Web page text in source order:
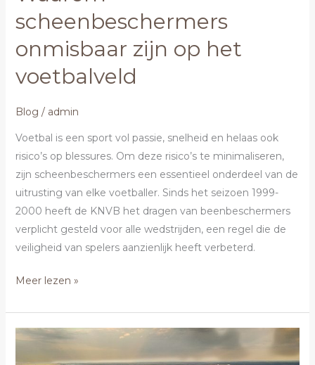
scheenbeschermers
onmisbaar zijn op het
voetbalveld
Blog / admin
Voetbal is een sport vol passie, snelheid en helaas ook
risico’s op blessures. Om deze risico’s te minimaliseren,
zijn scheenbeschermers een essentieel onderdeel van de
uitrusting van elke voetballer. Sinds het seizoen 1999-
2000 heeft de KNVB het dragen van beenbeschermers
verplicht gesteld voor alle wedstrijden, een regel die de
veiligheid van spelers aanzienlijk heeft verbeterd.
Meer lezen »
Ontdek